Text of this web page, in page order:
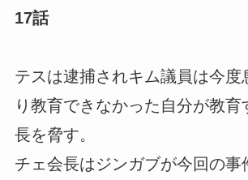
17話
テスは逮捕されキム議員は今度
り教育できなかった自分が教育
長を脅す。
チェ会長はジンガブが今回の事